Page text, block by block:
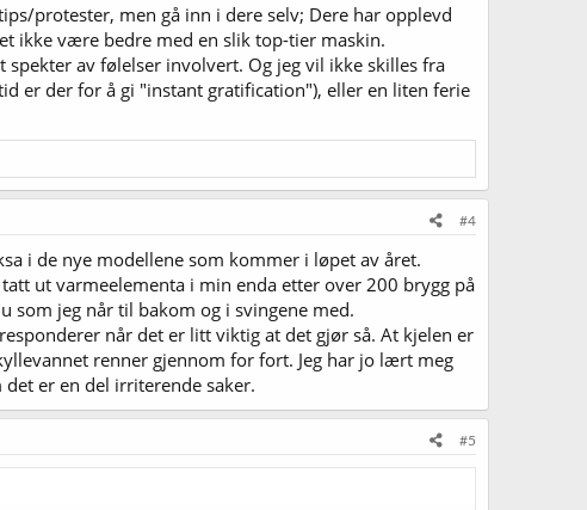
protester, men gå inn i dere selv; Dere har opplevd
ikke være bedre med en slik top-tier maskin.
av følelser involvert. Og jeg vil ikke skilles fra
er der for å gi "instant gratification"), eller en liten ferie
#4
i de nye modellene som kommer i løpet av året.
ut varmeelementa i min enda etter over 200 brygg på
som jeg når til bakom og i svingene med.
når det er litt viktig at det gjør så. At kjelen er
renner gjennom for fort. Jeg har jo lært meg
er en del irriterende saker.
#5